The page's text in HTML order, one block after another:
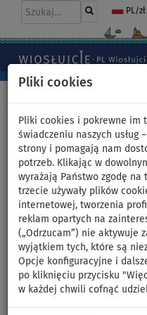
Pliki cookies
Pliki cookies i pokrewne im
świadczeniu naszych usług
strony i pomagają nam
potrzeb. Klikając w
wyrażają Państwo zgodę
trzecie używały plików
internetowej, tworzenia
reklam opartych na
(„Odrzucam”) nie aktywuje
wyjątkiem tych, które są
Opcje konfiguracyjne i
po kliknięciu przycisku
w każdej chwili cofnąć
PL/
Deska SUP
XXL 11'6''
Mirage -
paddleboard
zestaw
DO
WIOSŁO W
OPCJA